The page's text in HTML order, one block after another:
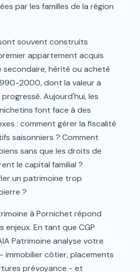
par les familles de la région
souvent construits
appartement acquis
secondaire, hérité ou acheté
2000, dont la valeur a
Aujourd'hui, les
font face à des
: comment gérer la fiscalité
saisonniers ? Comment
sans que les droits de
le capital familial ?
un patrimoine trop
?
à Pornichet répond
enjeux. En tant que CGP
Patrimoine analyse votre
immobilier côtier, placements
prévoyance - et